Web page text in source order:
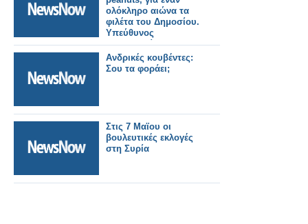
ολόκληρο αιώνα τα
φιλέτα του Δημοσίου.
Υπεύθυνος
επικοινωνίας Χρ.
Κώνστας!...
Ανδρικές κουβέντες:
Σου τα φοράει;
Στις 7 Μαϊου οι
βουλευτικές εκλογές
στη Συρία